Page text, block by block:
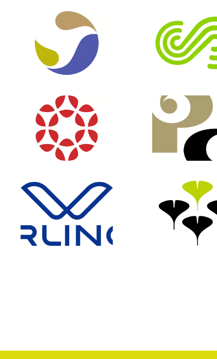
IDENTITÉ VISUELLE
ARCHITECTURE DE MARQUE
IDENTITÉ
ARCHITECTURE DE
IDENTITÉ
IDENTITÉ VISUELLE
ARCHITECTURE DE MARQUE
IDENTITÉ VISUELLE IDENTITÉ